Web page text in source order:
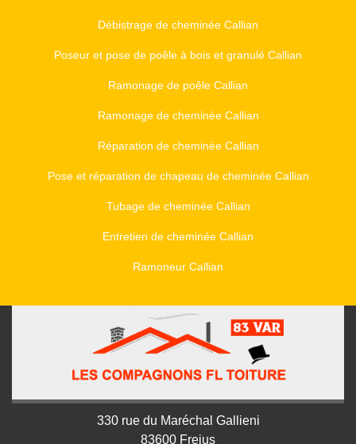
Débistrage de cheminée Callian
Poseur et pose de poêle à bois et granulé Callian
Ramonage de poêle Callian
Ramonage de cheminée Callian
Réparation de cheminée Callian
Pose et réparation de chapeau de cheminée Callian
Tubage de cheminée Callian
Entretien de cheminée Callian
Ramoneur Callian
330 rue du Maréchal Gallieni
83600 Frejus